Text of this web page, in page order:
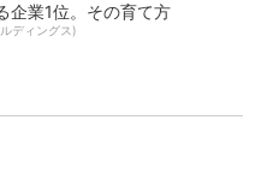
企業1位。その育て方
ディングス)